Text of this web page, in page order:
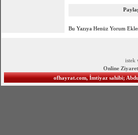
Bu Yazıya Henüz Yorum
istek
Online
ofhayrat.com, İmtiyaz sahibi;